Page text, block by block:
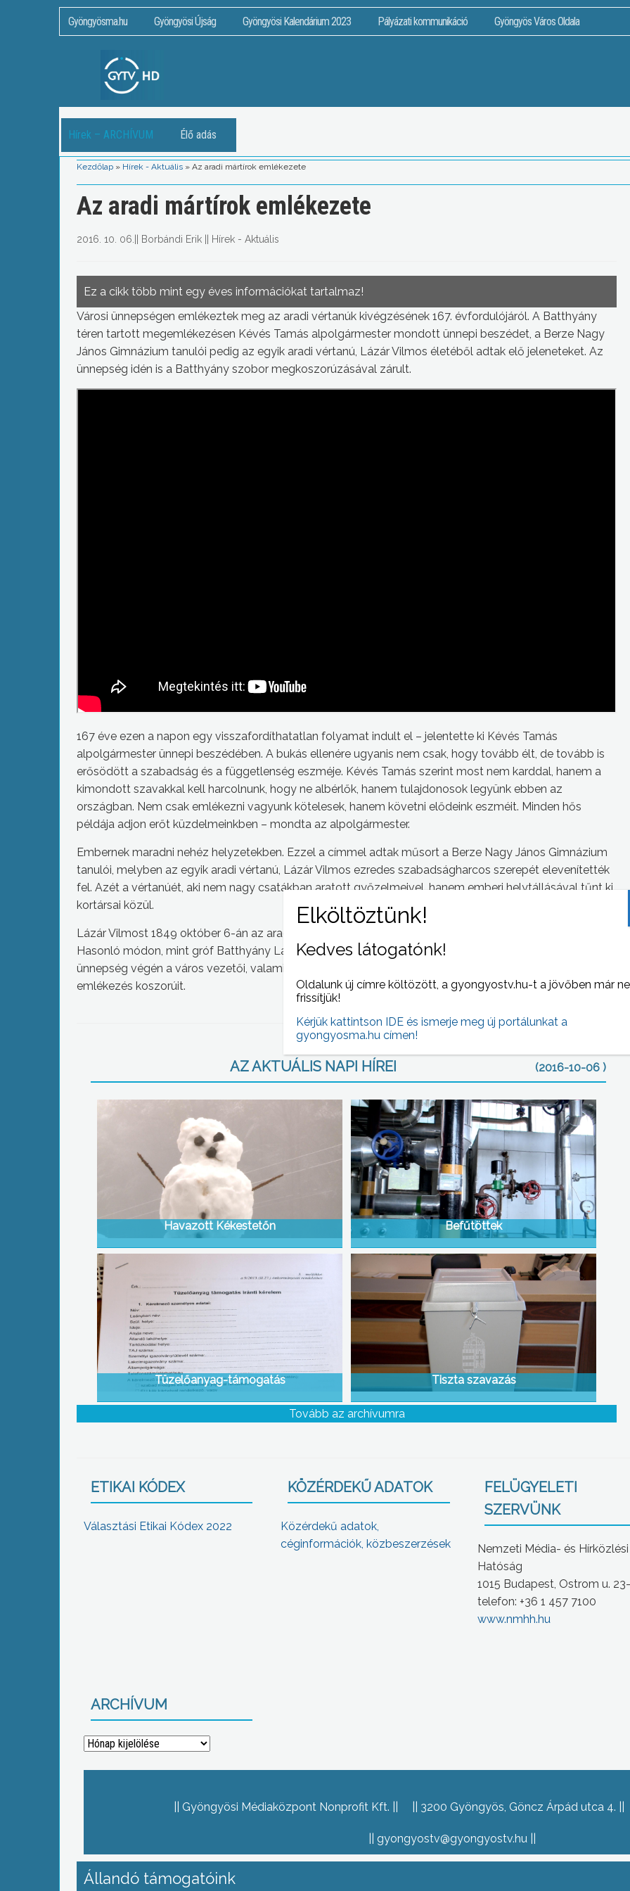
Gyöngyösma.hu Gyöngyösi Újság Gyöngyösi Kalendárium 2023 Pályázati kommunikáció Gyöngyös Város Oldala
Hírek – ARCHÍVUM Élő adás
Kezdőlap » Hírek - Aktuális » Az aradi mártírok emlékezete
Az aradi mártírok emlékezete
2016. 10. 06. Borbándi Erik Hírek - Aktuális
Ez a cikk több mint egy éves információkat tartalmaz!
Városi ünnepségen emlékeztek meg az aradi vértanúk kivégzésének 167. évfordulójáról. A Batthyány
téren tartott megemlékezésen Kévés Tamás alpolgármester mondott ünnepi beszédet, a Berze Nagy
János Gimnázium tanulói pedig az egyik aradi vértanú, Lázár Vilmos életéből adtak elő jeleneteket. Az
ünnepség idén is a Batthyány szobor megkoszorúzásával zárult.
167 éve ezen a napon egy visszafordíthatatlan folyamat indult el – jelentette ki Kévés Tamás
alpolgármester ünnepi beszédében. A bukás ellenére ugyanis nem csak, hogy tovább élt, de tovább is
erősödött a szabadság és a függetlenség eszméje. Kévés Tamás szerint most nem karddal, hanem a
kimondott szavakkal kell harcolnunk, hogy ne albérlők, hanem tulajdonosok legyünk ebben az
országban. Nem csak emlékezni vagyunk kötelesek, hanem követni elődeink eszméit. Minden hős
példája adjon erőt küzdelmeinkben – mondta az alpolgármester.
Embernek maradni nehéz helyzetekben. Ezzel a címmel adtak műsort a Berze Nagy János Gimnázium
tanulói, melyben az egyik aradi vértanú, Lázár Vilmos ezredes szabadságharcos szerepét elevenítették
fel. Azét a vértanúét, aki nem nagy csatákban aratott győzelmeivel, hanem emberi helytállásával tűnt ki
kortársai közül.
Lázár Vilmost 1849 október 6-án az aradi vértanúk közt elsőként végezték ki, kegyelemből golyó által.
Hasonló módon, mint gróf Batthyány Lajos miniszterelnököt, akinek a gyöngyösi szobra előtt az
ünnepség végén a város vezetői, valamint a pártok és társadalmi szervezetek képviselői helyezték el az
emlékezés koszorúit.
AZ AKTUÁLIS NAPI HÍREI (2016-10-06 )
Havazott Kékestetőn Befűtöttek
Tüzelőanyag-támogatás Tiszta szavazás
Tovább az archívumra
ETIKAI KÓDEX
Választási Etikai Kódex 2022
KÖZÉRDEKŰ ADATOK
Közérdekű adatok,
céginformációk, közbeszerzések
FELÜGYELETI
SZERVÜNK
Nemzeti Média- és Hírközlési
Hatóság
1015 Budapest, Ostrom u.
telefon: +36 1 457 7100
www.nmhh.hu
ARCHÍVUM
Archívum
Gyöngyösi Médiaközpont Nonprofit Kft. 3200 Gyöngyös, Göncz Árpád utca 4.
gyongyostv@gyongyostv.hu
Állandó támogatóink
Kedves látogatónk!
Oldalunk új címre költözött, a gyongyostv.hu-t a jövőben már
frissítjük!
Kérjük kattintson IDE és ismerje meg új portálunkat a
gyongyosma.hu címen!